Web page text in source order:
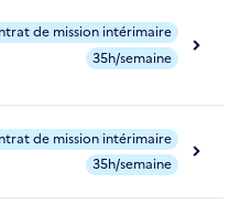
de mission intérimaire
35h/semaine
de mission intérimaire
35h/semaine